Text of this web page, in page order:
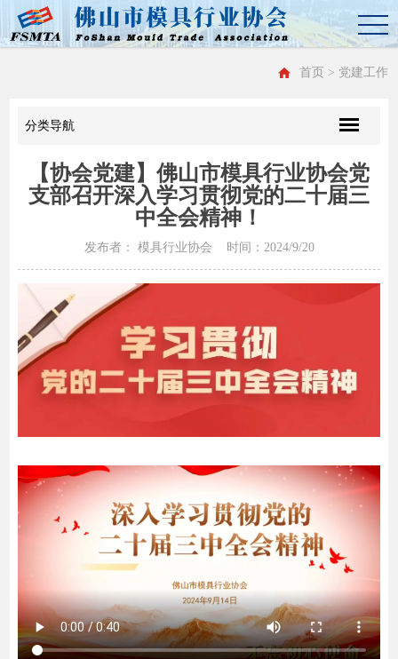
首页 > 党建工作
分类导航
【协会党建】佛山市模具行业协会党
支部召开深入学习贯彻党的二十届三
中全会精神！
发布者： 模具行业协会 时间：2024/9/20